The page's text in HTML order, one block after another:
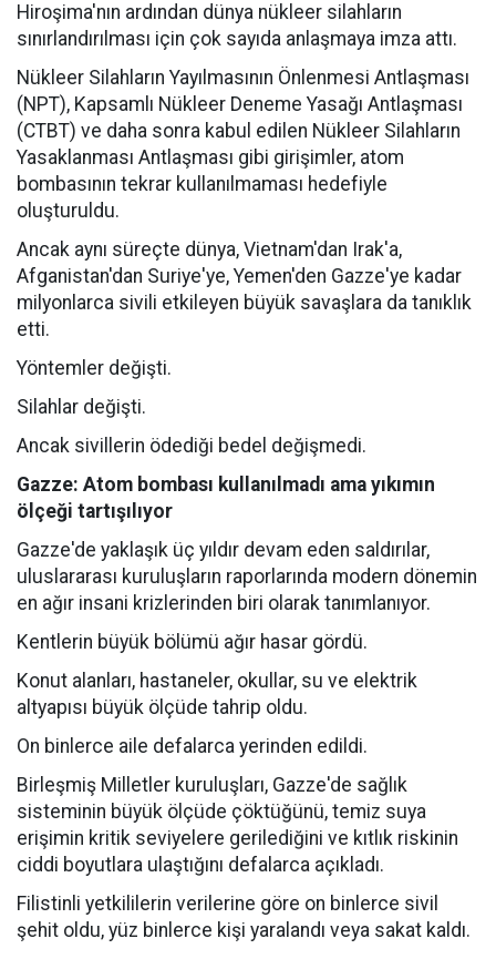
Hiroşima'nın ardından dünya nükleer silahların
sınırlandırılması için çok sayıda anlaşmaya imza attı.
Nükleer Silahların Yayılmasının Önlenmesi Antlaşması
(NPT), Kapsamlı Nükleer Deneme Yasağı Antlaşması
(CTBT) ve daha sonra kabul edilen Nükleer Silahların
Yasaklanması Antlaşması gibi girişimler, atom
bombasının tekrar kullanılmaması hedefiyle
oluşturuldu.
Ancak aynı süreçte dünya, Vietnam'dan Irak'a,
Afganistan'dan Suriye'ye, Yemen'den Gazze'ye kadar
milyonlarca sivili etkileyen büyük savaşlara da tanıklık
etti.
Yöntemler değişti.
Silahlar değişti.
Ancak sivillerin ödediği bedel değişmedi.
Gazze: Atom bombası kullanılmadı ama yıkımın
ölçeği tartışılıyor
Gazze'de yaklaşık üç yıldır devam eden saldırılar,
uluslararası kuruluşların raporlarında modern dönemin
en ağır insani krizlerinden biri olarak tanımlanıyor.
Kentlerin büyük bölümü ağır hasar gördü.
Konut alanları, hastaneler, okullar, su ve elektrik
altyapısı büyük ölçüde tahrip oldu.
On binlerce aile defalarca yerinden edildi.
Birleşmiş Milletler kuruluşları, Gazze'de sağlık
sisteminin büyük ölçüde çöktüğünü, temiz suya
erişimin kritik seviyelere gerilediğini ve kıtlık riskinin
ciddi boyutlara ulaştığını defalarca açıkladı.
Filistinli yetkililerin verilerine göre on binlerce sivil
şehit oldu, yüz binlerce kişi yaralandı veya sakat kaldı.